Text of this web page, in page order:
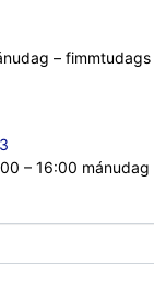
– fimmtudags
– 16:00